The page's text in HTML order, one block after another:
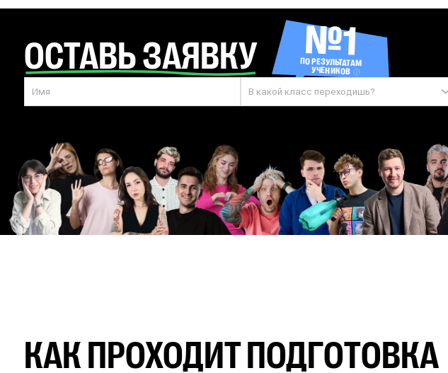
ПРЕДМЕТ
Математика Русский язык Биология История
Физика Английский язык Литература Обществознание
Профильная математика
Применить Очистить
№1
ПО РЕЗУЛЬТАТАМ
УЧЕНИКОВ
ОСТАВЬЗАЯВКУ
В какой класс переходишь?
КАК ПРОХОДИТ ПОДГОТОВКА